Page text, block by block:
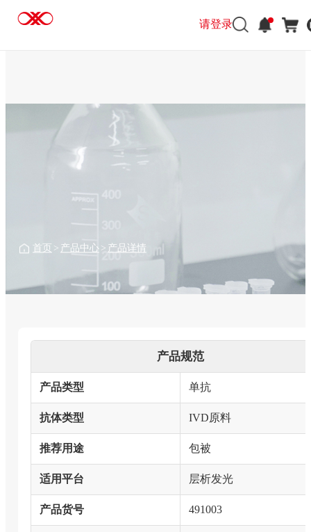
请登录
首页 > 产品中心 > 产品详情
产品规范
产品类型 单抗
抗体类型 IVD原料
推荐用途 包被
适用平台 层析发光
产品货号 491003
请登录